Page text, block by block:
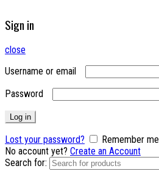
Sign in
close
Username or email
Password
Log in
Lost your password?
Remember me
No account yet? Create an Account
Search for: